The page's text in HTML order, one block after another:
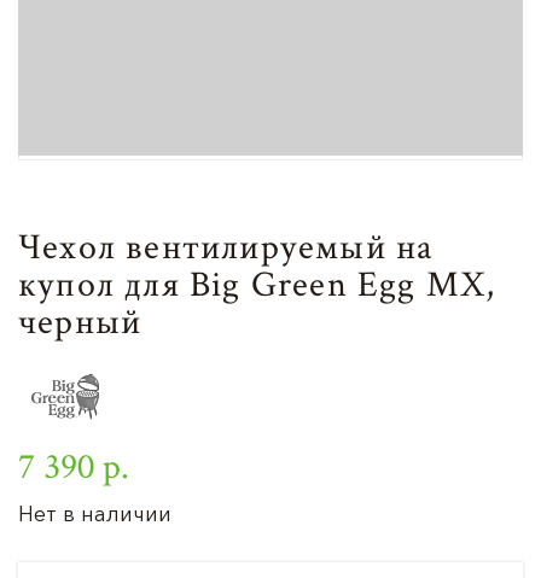
Чехол вентилируемый на
купол для Big Green Egg MX,
черный
7 390 р.
Нет в наличии